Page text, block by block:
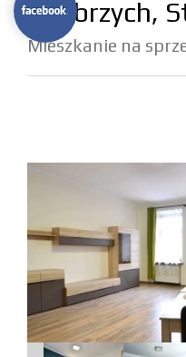
Wałbrzych,
Mieszkanie na